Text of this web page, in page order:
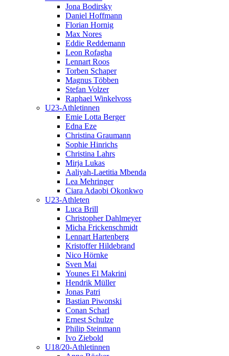
Jona Bodirsky
Daniel Hoffmann
Florian Hornig
Max Nores
Eddie Reddemann
Leon Rofagha
Lennart Roos
Torben Schaper
Magnus Többen
Stefan Volzer
Raphael Winkelvoss
U23-Athletinnen
Emie Lotta Berger
Edna Eze
Christina Graumann
Sophie Hinrichs
Christina Lahrs
Mirja Lukas
Aaliyah-Laetitia Mbenda
Lea Mehringer
Ciara Adaobi Okonkwo
U23-Athleten
Luca Brill
Christopher Dahlmeyer
Micha Frickenschmidt
Lennart Hartenberg
Kristoffer Hildebrand
Nico Hörnke
Sven Mai
Younes El Makrini
Hendrik Müller
Jonas Patri
Bastian Piwonski
Conan Scharl
Ernest Schulze
Philip Steinmann
Ivo Ziebold
U18/20-Athletinnen